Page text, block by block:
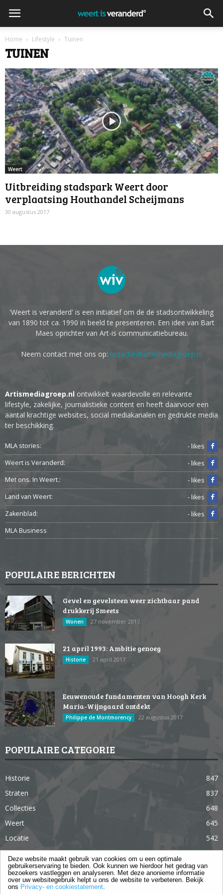
Home Lifestyle Tuinen
TUINEN
Weert
Uitbreiding stadspark Weert door
verplaatsing Houthandel Scheijmans
30 augustus 2017
'Weert is veranderd' is een initiatief om de de stadsontwikkeling
van 1890 tot ca. 1990 in beeld te presenteren. Een idee van Bart
Maes oprichter van Art-is communicatiebureau.
Neem contact met ons op: redactie@artismediagroep.nl
Artismediagroep.nl ontwikkelt waardevolle en relevante
lifestyle, zakelijke, journalistieke content en heeft daarvoor een
aantal krachtige websites, social mediakanalen en gedrukte media
ter beschikking.
MLA stories:
- likes
Weert is Veranderd:
- likes
Met ons. In Weert.:
- likes
Land van Weert:
- likes
Zakenblad:
- likes
MLA Business
POPULAIRE BERICHTEN
Gevel en gevelsteen weer zichtbaar pand
drukkerij Smeets
Wonen 27 november 2017
21 april 1993: Ambitie genoeg
Historie 21 april 2017
Eeuwenoude fundamenten van Hoogh Kerk
Maria-Wijngaard ontdekt
Philippe de Montmorency 22 augustus 2017
POPULAIRE CATEGORIE
Historie
847
Straten
837
Collecties
648
Weert
645
Locatie
542
Weert in 365 dagen
363
Gebouwen
285
Lifestyle
Deze website maakt gebruik van cookies om u een optimale
gebruikerservaring te bieden. Ook kunnen we hierdoor het gedrag van
bezoekers vastleggen en analyseren. Met deze anonieme informatie
over uw websitegebruik helpt u ons de website te verbeteren. Bekijk
ons Privacy- en cookiestatement.